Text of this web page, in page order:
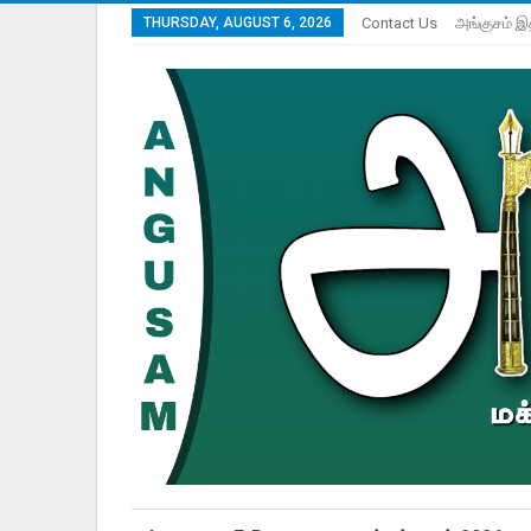
THURSDAY, AUGUST 6, 2026 Contact Us அங்குசம்